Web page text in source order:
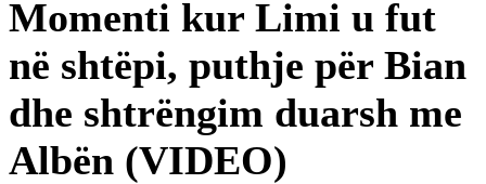
Momenti kur Limi u fut
në shtëpi, puthje për Bian
dhe shtrëngim duarsh me
Albën (VIDEO)